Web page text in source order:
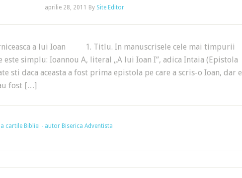
aprilie 28, 2011 By Site Editor
a lui Ioan 1. Titlu. In manuscrisele cele mai timpurii
simplu: Ioannou A, literal „A lui Ioan I”, adica Intaia (Epistola
sti daca aceasta a fost prima epistola pe care a scris-o Ioan, dar e
fost […]
cartile Bibliei - autor Biserica Adventista